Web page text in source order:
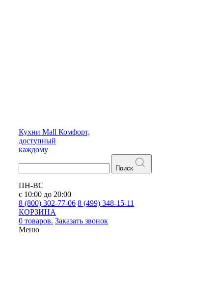
Кухни Mall Комфорт,
доступный
каждому
Поиск
ПН-ВС
с 10:00 до 20:00
8 (800) 302-77-06 8 (499) 348-15-11
КОРЗИНА
0 товаров. Заказать звонок
Меню